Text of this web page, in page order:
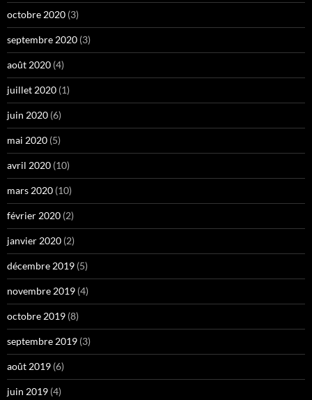
octobre 2020 (3)
septembre 2020 (3)
août 2020 (4)
juillet 2020 (1)
juin 2020 (6)
mai 2020 (5)
avril 2020 (10)
mars 2020 (10)
février 2020 (2)
janvier 2020 (2)
décembre 2019 (5)
novembre 2019 (4)
octobre 2019 (8)
septembre 2019 (3)
août 2019 (6)
juin 2019 (4)